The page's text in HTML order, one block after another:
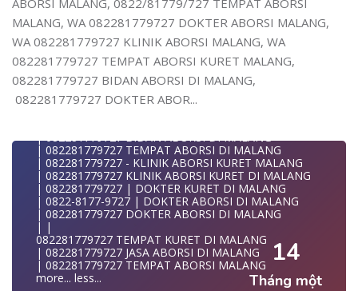
MALANG, WA 082281779727 DOKTER ABORSI MALANG,
WA 082281779727 KLINIK ABORSI MALANG, WA
082281779727 TEMPAT ABORSI KURET MALANG,
082281779727 BIDAN ABORSI DI MALANG,
082281779727 DOKTER ABOR...
| WA 082281779727 | | LOKASI ABORSI DI MALANG
| | ABORSI AMAN DI MALANG
082281
| WA 082281779727| | BIDAN PRAKTEK MALANG
| | TEMPAT ABORSI DI MALANG
| | 0822-8177-9727 KLINIK ABORSI DI MALANG
| 082281779727 TEMPAT ABORSI DI MALANG
| 082281779727 - KLINIK ABORSI KURET MALANG
| 082281779727 KLINIK ABORSI KURET DI MALANG
| 082281779727 | DOKTER KURET DI MALANG
| 0822-8177-9727 | DOKTER ABORSI DI MALANG
| 082281779727 DOKTER ABORSI DI MALANG
| |
082281779727 TEMPAT KURET DI MALANG
| 082281779727 JASA ABORSI DI MALANG
| 082281779727 TEMPAT ABORSI MALANG
more... less...
14
Tháng một